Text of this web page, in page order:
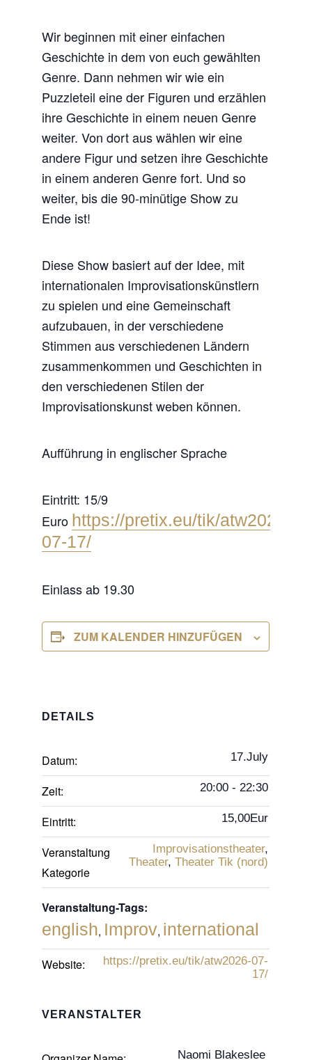
Wir beginnen mit einer einfachen
Geschichte in dem von euch gewählten
Genre. Dann nehmen wir wie ein
Puzzleteil eine der Figuren und erzählen
ihre Geschichte in einem neuen Genre
weiter. Von dort aus wählen wir eine
andere Figur und setzen ihre Geschichte
in einem anderen Genre fort. Und so
weiter, bis die 90-minütige Show zu
Ende ist!
Diese Show basiert auf der Idee, mit
internationalen Improvisationskünstlern
zu spielen und eine Gemeinschaft
aufzubauen, in der verschiedene
Stimmen aus verschiedenen Ländern
zusammenkommen und Geschichten in
den verschiedenen Stilen der
Improvisationskunst weben können.
Aufführung in englischer Sprache
Eintritt: 15/9
Euro https://pretix.eu/tik/atw2026-
07-17/
Einlass ab 19.30
ZUM KALENDER HINZUFÜGEN
DETAILS
Datum: 17.July
Zeit: 20:00 - 22:30
Eintritt: 15,00Eur
Veranstaltung
Kategorie
Improvisationstheater,
Theater,Theater Tik (nord)
Veranstaltung-Tags:
english, Improv, international
Website:
https://pretix.eu/tik/atw2026-07-
17/
VERANSTALTER
Naomi Blakeslee